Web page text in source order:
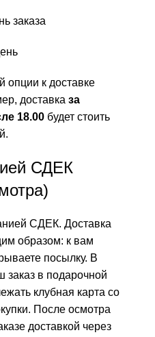
заказа
опции к доставке
доставка за
18.00 будет стоить
СДЕК
СДЕК. Доставка
образом: к вам
посылку. В
заказ в подарочной
клубная карта со
После осмотра
доставкой через